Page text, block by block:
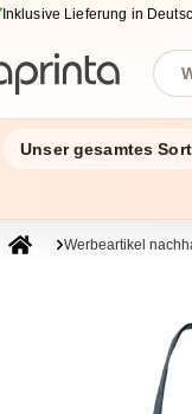
Inklusive Lieferung in
Unser gesamtes
Werbeartikel